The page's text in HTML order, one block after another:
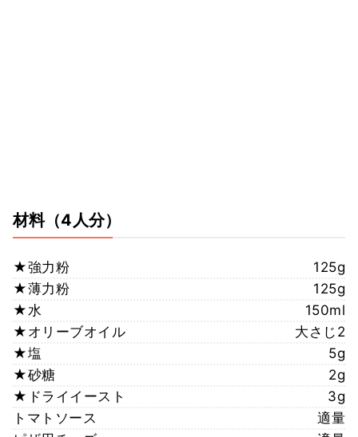
材料（4人分）
★強力粉
125g
★薄力粉
125g
★水
150ml
★オリーブオイル
大さじ2
★塩
5g
★砂糖
2g
★ドライイースト
3g
トマトソース
適量